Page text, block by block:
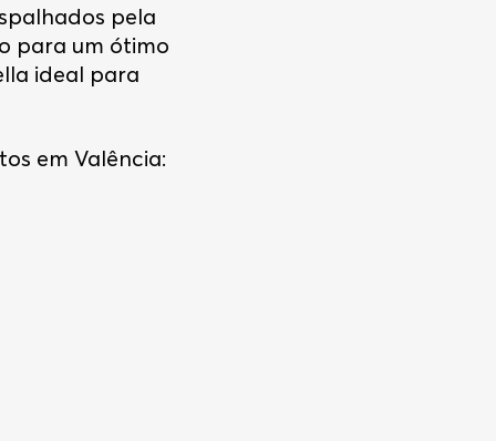
pela
para um ótimo
ideal para
em Valência: